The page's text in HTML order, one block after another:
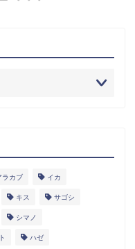
ラカブ イカ
キス サゴシ
シマノ
ハゼ